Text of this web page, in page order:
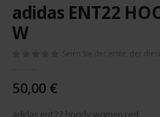
Anfang
der
Bildergalerie
adidas ENT22
W
Seien Sie der erste, der
50,00 €
adidas ent22 hoody women red